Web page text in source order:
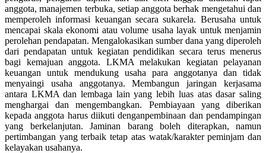
anggota, manajemen terbuka, setiap anggota berhak mengetahui dan
memperoleh informasi keuangan secara sukarela. Berusaha untuk
mencapai skala ekonomi atau volume usaha layak untuk menjamin
perolehan pendapatan. Mengalokasikan sumber dana yang diperoleh
dari pendapatan untuk kegiatan pendidikan secara terus menerus
bagi kemajuan anggota. LKMA melakukan kegiatan pelayanan
keuangan untuk mendukung usaha para anggotanya dan tidak
menyaingi usaha anggotanya. Membangun jaringan kerjasama
antara LKMA dan lembaga lain yang lebih luas atas dasar saling
menghargai dan mengembangkan. Pembiayaan yang diberikan
kepada anggota harus diikuti denganpembinaan dan pendampingan
yang berkelanjutan. Jaminan barang boleh diterapkan, namun
pertimbangan yang terbaik tetap atas watak/karakter peminjam dan
kelayakan usahanya.